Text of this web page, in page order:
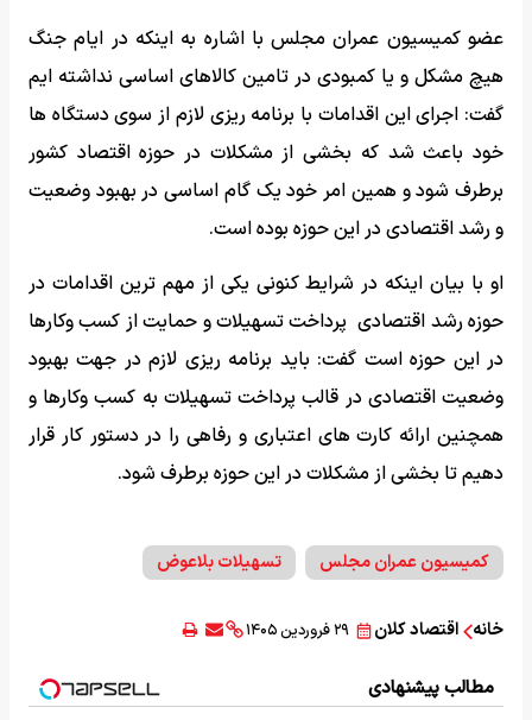
عضو کمیسیون عمران مجلس با اشاره به اینکه در ایام جنگ
هیچ مشکل و یا کمبودی در تامین کالاهای اساسی نداشته ایم
گفت: اجرای این اقدامات با برنامه ریزی لازم از سوی دستگاه ها
خود باعث شد که بخشی از مشکلات در حوزه اقتصاد کشور
برطرف شود و همین امر خود یک گام اساسی در بهبود وضعیت
و رشد اقتصادی در این حوزه بوده است.
او با بیان اینکه در شرایط کنونی یکی از مهم ترین اقدامات در
حوزه رشد اقتصادی پرداخت تسهیلات و حمایت از کسب وکارها
در این حوزه است گفت: باید برنامه ریزی لازم در جهت بهبود
وضعیت اقتصادی در قالب پرداخت تسهیلات به کسب وکارها و
همچنین ارائه کارت های اعتباری و رفاهی را در دستور کار قرار
دهیم تا بخشی از مشکلات در این حوزه برطرف شود.
کمیسیون عمران مجلس تسهیلات بلاعوض
خانه اقتصاد کلان ۲۹ فروردین ۱۴۰۵
مطالب پیشنهادی